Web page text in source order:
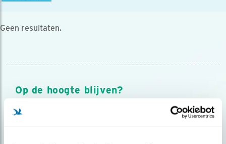
Geen resultaten.
Op de hoogte blijven?
Meld je aan en ontvang nieuws, inspiratie, acties en tips
over vogels en activiteiten van Vogelbescherming.